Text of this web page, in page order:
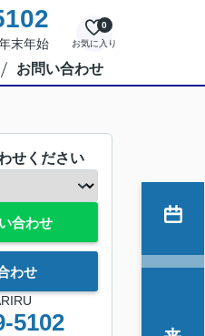
末年始 お気に入り
0
お問い合わせ
せください
合わせ
わせ
5102